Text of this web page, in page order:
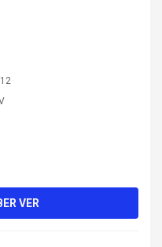
VER